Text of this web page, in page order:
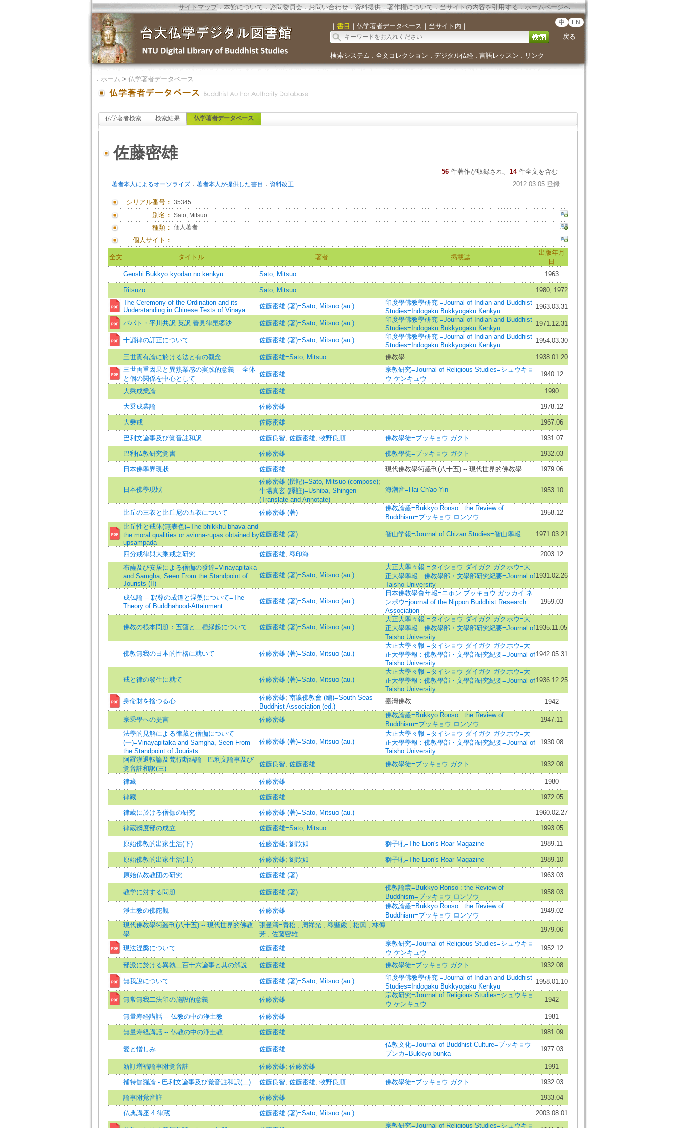
サイトマップ．本館について．諮問委員会． お問い合わせ． 資料提供．著作権について．当サイトの内容を引用する．ホームページへ
｜ 書目 ｜ 仏学著者データベース ｜ 当サイト内 ｜ 中 EN
戻る
検索システム ． 全文コレクション ． デジタル仏経． 言語レッスン ． リンク
． ホーム > 仏学著者データベース
仏学著者検索 検索結果 仏学著者データベース
佐藤密雄
56 件著作が収録され、 14件全文を含む
著者本人によるオーソライズ． 著者本人が提供した書目 ． 資料改正 2012.03.05 登録
シリアル番号： 35345
別名： Sato, Mitsuo
種類： 個人著者
個人サイト：
全文 タイトル 著者 掲載誌
出版年月
日
Genshi Bukkyo kyodan no kenkyu
Sato, Mitsuo 1963
Ritsuzo Sato, Mitsuo
1980, 1972
The Ceremony of the Ordination and its
Understanding in Chinese Texts of Vinaya
佐藤密雄 (著)=Sato, Mitsuo (au.)
印度學佛教學研究 =Journal of Indian and Buddhist
Studies=Indogaku Bukkyōgaku Kenkyū
1963.03.31
バパト・平川共訳 英訳 善見律毘婆沙 佐藤密雄 (著)=Sato, Mitsuo (au.)
印度學佛教學研究 =Journal of Indian and Buddhist
Studies=Indogaku Bukkyōgaku Kenkyū
1971.12.31
十誦律の訂正について 佐藤密雄 (著)=Sato, Mitsuo (au.)
印度學佛教學研究 =Journal of Indian and Buddhist
Studies=Indogaku Bukkyōgaku Kenkyū
1954.03.30
三世實有論に於ける法と有の觀念 佐藤密雄=Sato, Mitsuo 佛教學
1938.01.20
三世両重因果と異熟業感の実践的意義 -- 全体
と個の関係を中心として
佐藤密雄
宗教研究=Journal of Religious Studies=シュウキョ
ウ ケンキュウ
1940.12
大乘成業論 佐藤密雄 1990
大乗成業論 佐藤密雄 1978.12
大乗戒 佐藤密雄 1967.06
巴利文論事及び覚音註和訳 佐藤良智; 佐藤密雄; 牧野良順 佛教學徒=ブッキョウ ガクト 1931.07
巴利仏教研究覚書 佐藤密雄 佛教學徒=ブッキョウ ガクト 1932.03
日本佛學界現狀 佐藤密雄 現代佛教學術叢刊(八十五) -- 現代世界的佛教學 1979.06
日本佛學現狀
佐藤密雄 (撰記)=Sato, Mitsuo (compose);
牛場真玄 (譯註)=Ushiba, Shingen
(Translate and Annotate)
海潮音=Hai Ch'ao Yin 1953.10
比丘の三衣と比丘尼の五衣について 佐藤密雄 (著)
佛教論叢=Bukkyo Ronso : the Review of
Buddhism=ブッキョウ ロンソウ
1958.12
比丘性と戒体(無表色)=The bhikkhu-bhava and
the moral qualities or avinna-rupas obtained by
upsampada
佐藤密雄 (著) 智山学報=Journal of Chizan Studies=智山學報 1971.03.21
四分戒律與大乘戒之研究 佐藤密雄; 釋印海
2003.12
布薩及び安居による僧伽の發達=Vinayapitaka
and Samgha, Seen From the Standpoint of
Jourists (II)
佐藤密雄 (著)=Sato, Mitsuo (au.)
大正大學々報 =タイショウ ダイガク ガクホウ=大
正大學學報 : 佛教學部・文學部研究紀要=Journal of
Taisho University
1931.02.26
成仏論 -- 釈尊の成道と涅槃について=The
Theory of Buddhahood-Attainment
佐藤密雄 (著)=Sato, Mitsuo (au.)
日本佛敎學會年報=ニホン ブッキョウ ガッカイ ネ
ンポウ=journal of the Nippon Buddhist Research
Association
1959.03
佛教の根本問題：五薀と二種縁起について 佐藤密雄 (著)=Sato, Mitsuo (au.)
大正大學々報 =タイショウ ダイガク ガクホウ=大
正大學學報 : 佛教學部・文學部研究紀要=Journal of
Taisho University
1935.11.05
佛教無我の日本的性格に就いて 佐藤密雄 (著)=Sato, Mitsuo (au.)
大正大學々報 =タイショウ ダイガク ガクホウ=大
正大學學報 : 佛教學部・文學部研究紀要=Journal of
Taisho University
1942.05.31
戒と律の發生に就て 佐藤密雄 (著)=Sato, Mitsuo (au.)
大正大學々報 =タイショウ ダイガク ガクホウ=大
正大學學報 : 佛教學部・文學部研究紀要=Journal of
Taisho University
1936.12.25
身命財を捨つる心 佐藤密雄; 南瀛佛教會 (編)=South Seas
Buddhist Association (ed.)
臺灣佛教 1942
宗乘學への提言 佐藤密雄
佛教論叢=Bukkyo Ronso : the Review of
Buddhism=ブッキョウ ロンソウ
1947.11
法學的見解による律藏と僧伽について
(一)=Vinayapitaka and Samgha, Seen From
the Standpoint of Jourists
佐藤密雄 (著)=Sato, Mitsuo (au.)
大正大學々報 =タイショウ ダイガク ガクホウ=大
正大學學報 : 佛教學部・文學部研究紀要=Journal of
Taisho University
1930.08
阿羅漢退転論及梵行断結論 - 巴利文論事及び
覚音註和訳(三)
佐藤良智; 佐藤密雄 佛教學徒=ブッキョウ ガクト 1932.08
律藏 佐藤密雄 1980
律藏 佐藤密雄 1972.05
律蔵に於ける僧伽の研究 佐藤密雄 (著)=Sato, Mitsuo (au.) 1960.02.27
律蔵獼度部の成立 佐藤密雄=Sato, Mitsuo 1993.05
原始佛教的出家生活(下) 佐藤密雄; 劉欣如 獅子吼=The Lion's Roar Magazine 1989.11
原始佛教的出家生活(上) 佐藤密雄; 劉欣如 獅子吼=The Lion's Roar Magazine 1989.10
原始仏教教団の研究 佐藤密雄 (著) 1963.03
教学に対する問題 佐藤密雄 (著)
佛教論叢=Bukkyo Ronso : the Review of
Buddhism=ブッキョウ ロンソウ
1958.03
淨土教の佛陀觀 佐藤密雄
佛教論叢=Bukkyo Ronso : the Review of
Buddhism=ブッキョウ ロンソウ
1949.02
現代佛教學術叢刊(八十五) -- 現代世界的佛教
學
張曼濤=青松 ; 周祥光 ; 釋聖嚴 ; 松興 ; 林傳
芳 ; 佐藤密雄
1979.06
現法涅槃について 佐藤密雄
宗教研究=Journal of Religious Studies=シュウキョ
ウ ケンキュウ
1952.12
部派に於ける異執二百十六論事と其の解説 佐藤密雄 佛教學徒=ブッキョウ ガクト 1932.08
無我說について 佐藤密雄 (著)=Sato, Mitsuo (au.)
印度學佛教學研究 =Journal of Indian and Buddhist
Studies=Indogaku Bukkyōgaku Kenkyū
1958.01.10
無常無我二法印の施設的意義 佐藤密雄
宗教研究=Journal of Religious Studies=シュウキョ
ウ ケンキュウ
1942
無量寿経講話 -- 仏教の中の浄土教 佐藤密雄 1981
無量寿経講話 -- 仏教の中の浄土教 佐藤密雄 1981.09
愛と憎しみ 佐藤密雄
仏教文化=Journal of Buddhist Culture=ブッキョウ
ブンカ=Bukkyo bunka
1977.03
新訂増補論事附覚音註 佐藤密雄; 佐藤密雄 1991
補特伽羅論 - 巴利文論事及び覚音註和訳(二) 佐藤良智; 佐藤密雄; 牧野良順 佛教學徒=ブッキョウ ガクト 1932.03
論事附覚音註 佐藤密雄 1933.04
仏典講座 4 律蔵 佐藤密雄 (著)=Sato, Mitsuo (au.) 2003.08.01
宗教研究=Journal of Religious Studies=シュウキョ